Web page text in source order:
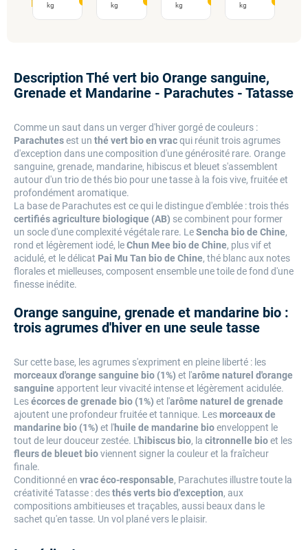
kg
kg
kg
kg
Description Thé vert bio Orange sanguine,
Grenade et Mandarine - Parachutes - Tatasse
Comme un saut dans un verger d'hiver gorgé de couleurs :
Parachutesest un thé vert bio en vracqui réunit trois agrumes
d'exception dans une composition d'une générosité rare. Orange
sanguine, grenade, mandarine, hibiscus et bleuet s'assemblent
autour d'un trio de thés bio pour une tasse à la fois vive, fruitée et
profondément aromatique.
La base de Parachutes est ce qui le distingue d'emblée : trois thés
certifiés agriculture biologique (AB) se combinent pour former
un socle d'une complexité végétale rare. LeSencha bio de Chine,
rond et légèrement iodé, leChun Mee bio de Chine, plus vif et
acidulé, et le délicat Pai Mu Tan bio de Chine, thé blanc aux notes
florales et mielleuses, composent ensemble une toile de fond d'une
finesse inédite.
Orange sanguine, grenade et mandarine bio :
trois agrumes d'hiver en une seule tasse
Sur cette base, les agrumes s'expriment en pleine liberté : les
morceaux d'orange sanguine bio (1%) et l'arôme naturel d'orange
sanguine apportent leur vivacité intense et légèrement acidulée.
Lesécorces de grenade bio (1%) et l'arôme naturel de grenade
ajoutent une profondeur fruitée et tannique. Lesmorceaux de
mandarine bio (1%) et l'huile de mandarine bioenveloppent le
tout de leur douceur zestée. L'hibiscus bio, la citronnelle bioet les
fleurs de bleuet bioviennent signer la couleur et la fraîcheur
finale.
Conditionné en vrac éco-responsable, Parachutes illustre toute la
créativité Tatasse : desthés verts bio d'exception, aux
compositions ambitieuses et traçables, aussi beaux dans le
sachet qu'en tasse. Un vol plané vers le plaisir.